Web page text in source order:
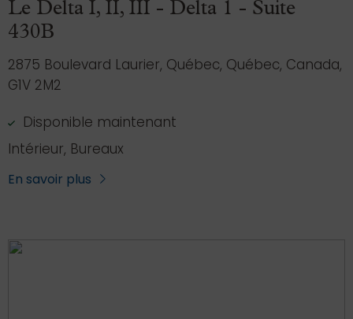
Le Delta I, II, III - Delta 1 - Suite
430B
2875 Boulevard Laurier, Québec, Québec, Canada,
G1V 2M2
Disponible maintenant
Intérieur, Bureaux
En savoir plus